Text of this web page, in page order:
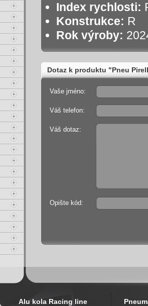
Index rychlosti:
Konstrukce: R
Rok výroby:
Dotaz k produktu "Pneu
Vaše jméno:
Váš telefon:
Váš dotaz:
Opište kód:
Alu kola Racing line